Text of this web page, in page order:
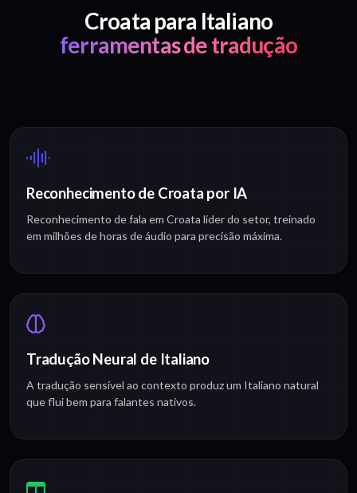
Croata para Italiano
ferramentas de tradução
Reconhecimento de Croata por IA
Reconhecimento de fala em Croata líder do setor, treinado
em milhões de horas de áudio para precisão máxima.
Tradução Neural de Italiano
A tradução sensível ao contexto produz um Italiano natural
que flui bem para falantes nativos.